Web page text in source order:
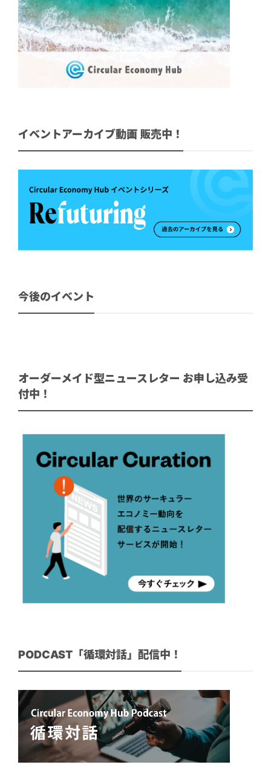
イベントアーカイブ動画 販売中！
今後のイベント
オーダーメイド型ニュースレター お申し込み受
付中！
PODCAST「循環対話」配信中！